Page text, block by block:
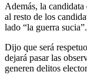
Además, la
al resto de los
lado “la guerra sucia”.
Dijo que será
dejará pasar las
generen delitos